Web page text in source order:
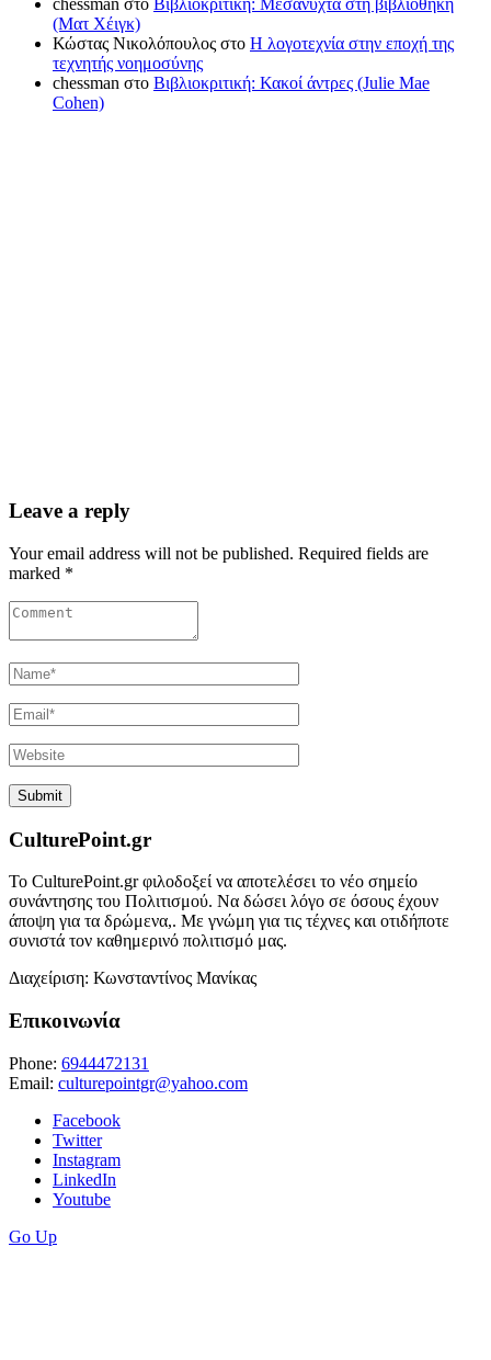
chessman στο Βιβλιοκριτική: Μεσάνυχτα στη βιβλιοθήκη
(Ματ Χέιγκ)
Κώστας Νικολόπουλος στο Η λογοτεχνία στην εποχή της
τεχνητής νοημοσύνης
chessman στο Βιβλιοκριτική: Κακοί άντρες (Julie Mae
Cohen)
Leave a reply
Your email address will not be published. Required fields are
marked *
CulturePoint.gr
Το CulturePoint.gr φιλοδοξεί να αποτελέσει το νέο σημείο
συνάντησης του Πολιτισμού. Να δώσει λόγο σε όσους έχουν
άποψη για τα δρώμενα,. Με γνώμη για τις τέχνες και οτιδήποτε
συνιστά τον καθημερινό πολιτισμό μας.
Διαχείριση: Κωνσταντίνος Μανίκας
Επικοινωνία
Phone: 6944472131
Email: culturepointgr@yahoo.com
Facebook
Twitter
Instagram
LinkedIn
Youtube
Go Up